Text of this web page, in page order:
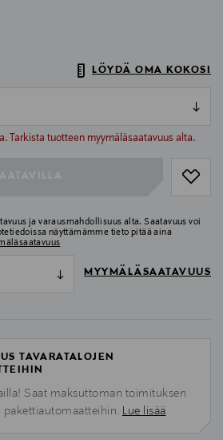
LÖYDÄ OMA KOKOSI
Tarkista tuotteen myymäläsaatavuus alta.
ja varausmahdollisuus alta. Saatavuus voi
näyttämämme tieto pitää aina
MYYMÄLÄSAATAVUUS
TAVARATALOJEN
Saat maksuttoman toimituksen
pakettiautomaatteihin. Lue lisää